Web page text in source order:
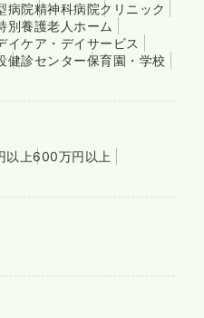
病院精神科病院クリニック
別養護老人ホーム
イケア・デイサービス
健診センター保育園・学校
以上600万円以上